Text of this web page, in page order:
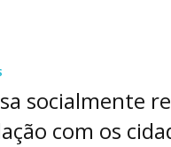
socialmente
com os